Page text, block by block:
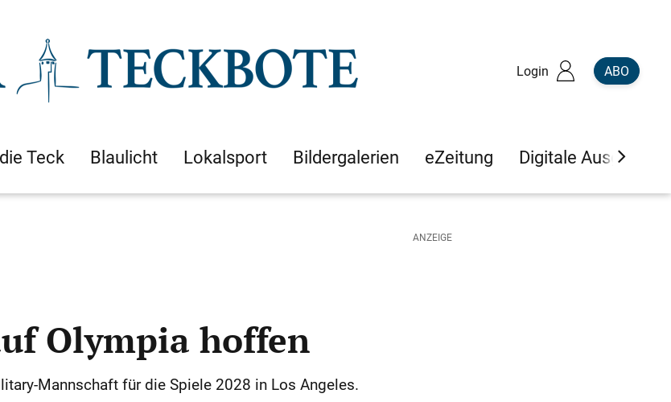
Login ABO
Teck Blaulicht Lokalsport Bildergalerien eZeitung Digitale Ausgaben
Olympia hoffen
Mannschaft für die Spiele 2028 in Los Angeles.